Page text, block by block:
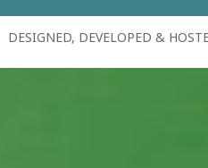
DESIGNED, DEVELOPED &